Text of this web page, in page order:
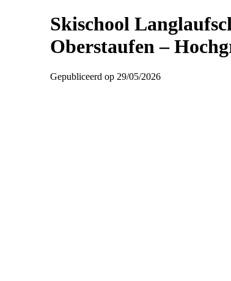
Skischool
Oberstaufen –
Gepubliceerd op 29/05/2026